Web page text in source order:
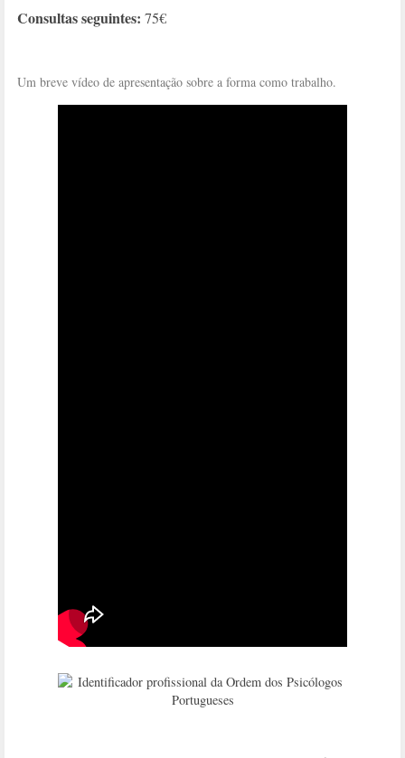
Consultas seguintes: 75€
Um breve vídeo de apresentação sobre a forma como trabalho.